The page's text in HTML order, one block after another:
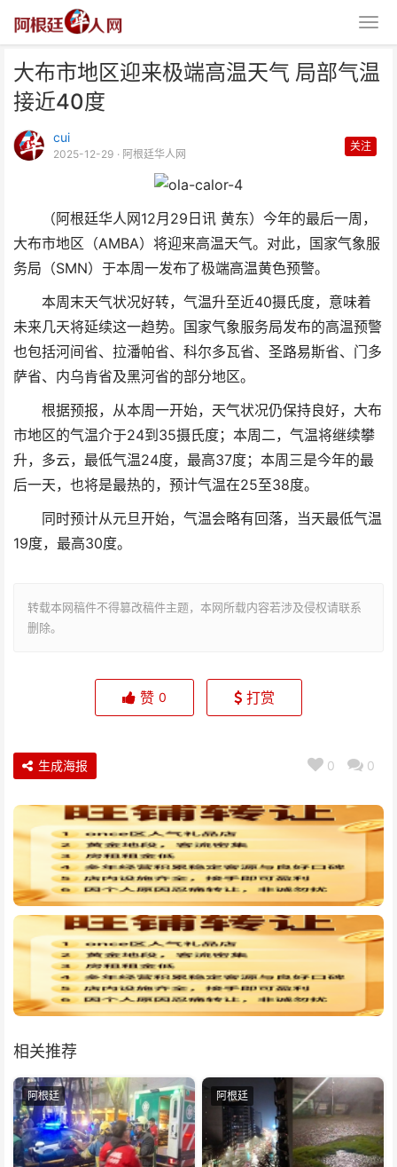
大布市地区迎来极端高温天气 局部气温
接近40度
cui
2025-12-29 · 阿根廷华人网
关注
（阿根廷华人网12月29日讯 黄东）今年的最后一周，
大布市地区（AMBA）将迎来高温天气。对此，国家气象服
务局（SMN）于本周一发布了极端高温黄色预警。
本周末天气状况好转，气温升至近40摄氏度，意味着
未来几天将延续这一趋势。国家气象服务局发布的高温预警
也包括河间省、拉潘帕省、科尔多瓦省、圣路易斯省、门多
萨省、内乌肯省及黑河省的部分地区。
根据预报，从本周一开始，天气状况仍保持良好，大布
市地区的气温介于24到35摄氏度；本周二，气温将继续攀
升，多云，最低气温24度，最高37度；本周三是今年的最
后一天，也将是最热的，预计气温在25至38度。
同时预计从元旦开始，气温会略有回落，当天最低气温
19度，最高30度。
转载本网稿件不得篡改稿件主题，本网所载内容若涉及侵权请联系
删除。
部气温接近40度
赞 0 打赏
0 0
生成海报
相关推荐
阿根廷 阿根廷